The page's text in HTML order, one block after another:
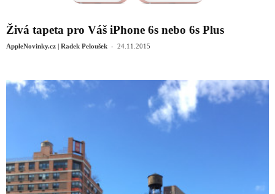
Živá tapeta pro Váš iPhone 6s nebo 6s Plus
AppleNovinky.cz | Radek Peloušek - 24.11.2015